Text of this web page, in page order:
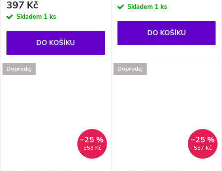
397 Kč
Skladem 1 ks
DO KOŠÍKU
Skladem 1 ks
DO KOŠÍKU
Doprodej
553 Kč
–25 %
Doprodej
557 Kč
–25 %